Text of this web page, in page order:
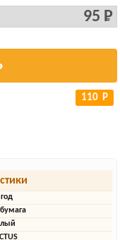
95 Р
110 Р